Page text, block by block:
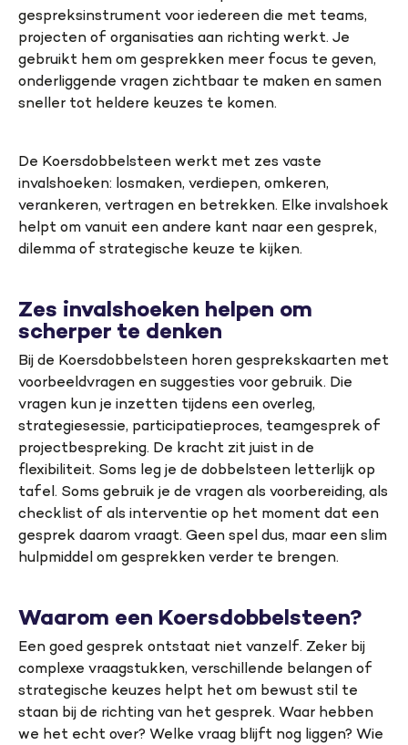
gespreksinstrument voor iedereen die met teams,
projecten of organisaties aan richting werkt. Je
gebruikt hem om gesprekken meer focus te geven,
onderliggende vragen zichtbaar te maken en samen
sneller tot heldere keuzes te komen.
De Koersdobbelsteen werkt met zes vaste
invalshoeken: losmaken, verdiepen, omkeren,
verankeren, vertragen en betrekken. Elke invalshoek
helpt om vanuit een andere kant naar een gesprek,
dilemma of strategische keuze te kijken.
Zes invalshoeken helpen om
scherper te denken
Bij de Koersdobbelsteen horen gesprekskaarten met
voorbeeldvragen en suggesties voor gebruik. Die
vragen kun je inzetten tijdens een overleg,
strategiesessie, participatieproces, teamgesprek of
projectbespreking. De kracht zit juist in de
flexibiliteit. Soms leg je de dobbelsteen letterlijk op
tafel. Soms gebruik je de vragen als voorbereiding, als
checklist of als interventie op het moment dat een
gesprek daarom vraagt. Geen spel dus, maar een slim
hulpmiddel om gesprekken verder te brengen.
Waarom een Koersdobbelsteen?
Een goed gesprek ontstaat niet vanzelf. Zeker bij
complexe vraagstukken, verschillende belangen of
strategische keuzes helpt het om bewust stil te
staan bij de richting van het gesprek. Waar hebben
we het echt over? Welke vraag blijft nog liggen? Wie